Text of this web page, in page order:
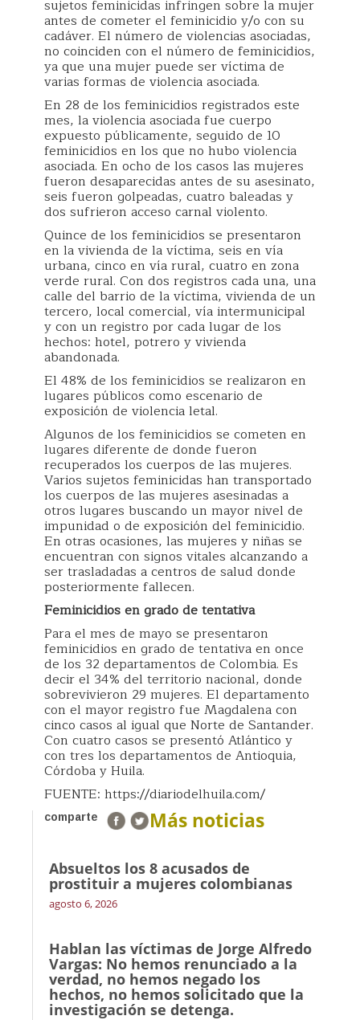
sujetos feminicidas infringen sobre la mujer
antes de cometer el feminicidio y/o con su
cadáver. El número de violencias asociadas,
no coinciden con el número de feminicidios,
ya que una mujer puede ser víctima de
varias formas de violencia asociada.
En 28 de los feminicidios registrados este
mes, la violencia asociada fue cuerpo
expuesto públicamente, seguido de 10
feminicidios en los que no hubo violencia
asociada. En ocho de los casos las mujeres
fueron desaparecidas antes de su asesinato,
seis fueron golpeadas, cuatro baleadas y
dos sufrieron acceso carnal violento.
Quince de los feminicidios se presentaron
en la vivienda de la víctima, seis en vía
urbana, cinco en vía rural, cuatro en zona
verde rural. Con dos registros cada una, una
calle del barrio de la víctima, vivienda de un
tercero, local comercial, vía intermunicipal
y con un registro por cada lugar de los
hechos: hotel, potrero y vivienda
abandonada.
El 48% de los feminicidios se realizaron en
lugares públicos como escenario de
exposición de violencia letal.
Algunos de los feminicidios se cometen en
lugares diferente de donde fueron
recuperados los cuerpos de las mujeres.
Varios sujetos feminicidas han transportado
los cuerpos de las mujeres asesinadas a
otros lugares buscando un mayor nivel de
impunidad o de exposición del feminicidio.
En otras ocasiones, las mujeres y niñas se
encuentran con signos vitales alcanzando a
ser trasladadas a centros de salud donde
posteriormente fallecen.
Feminicidios en grado de tentativa
Para el mes de mayo se presentaron
feminicidios en grado de tentativa en once
de los 32 departamentos de Colombia. Es
decir el 34% del territorio nacional, donde
sobrevivieron 29 mujeres. El departamento
con el mayor registro fue Magdalena con
cinco casos al igual que Norte de Santander.
Con cuatro casos se presentó Atlántico y
con tres los departamentos de Antioquia,
Córdoba y Huila.
FUENTE: https://diariodelhuila.com/
comparte Más noticias
Absueltos los 8 acusados de
prostituir a mujeres colombianas
agosto 6, 2026
Hablan las víctimas de Jorge Alfredo
Vargas: No hemos renunciado a la
verdad, no hemos negado los
hechos, no hemos solicitado que la
investigación se detenga.